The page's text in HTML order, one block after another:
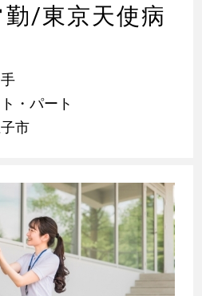
/東京天使病
・パート
市